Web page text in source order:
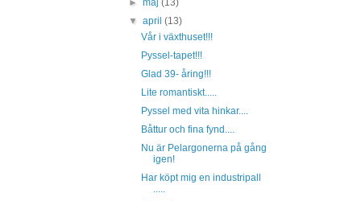
►maj(13)
▼april(13)
Vår i växthuset!!!
Pyssel-tapet!!!
Glad 39- åring!!!
Lite romantiskt.....
Pyssel med vita hinkar....
Båttur och fina fynd....
Nu är Pelargonerna på gång
igen!
Har köpt mig en industripall
.....